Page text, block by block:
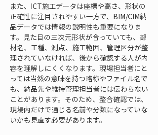
また、ICT施工データは座標や高さ、形状の
正確性に注目されやすい一方で、BIM/CIM納
品データでは情報の説明性も重要になりま
す。見た目の三次元形状が合っていても、部
材名、工種、測点、施工範囲、管理区分が整
理されていなければ、後から確認する人が内
容を理解しにくくなります。現場担当者にと
っては当然の意味を持つ略称やファイル名で
も、納品先や維持管理担当者には伝わらない
ことがあります。そのため、整合確認では、
現場内だけで通じる名前や分類になっていな
いかも見直す必要があります。